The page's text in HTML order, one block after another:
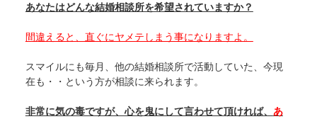
あなたはどんな結婚相談所を希望されていますか？
間違えると、直ぐにヤメテしまう事になりますよ。
スマイルにも毎月、他の結婚相談所で活動していた、今現
在も・・という方が相談に来られます。
非常に気の毒ですが、心を鬼にして言わせて頂ければ、 あ